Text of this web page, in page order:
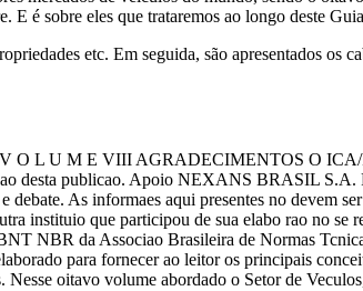
E é sobre eles que trataremos ao longo deste
etc. Em seguida, são apresentados os
L U M E VIII AGRADECIMENTOS O ICA/
desta publicao. Apoio NEXANS BRASIL
As informaes aqui presentes no devem ser
instituio que participou de sua elabo rao no se
NBR da Associao Brasileira de Normas
para fornecer ao leitor os principais
oitavo volume abordado o Setor de